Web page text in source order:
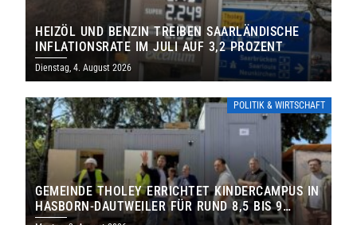
HEIZÖL UND BENZIN TREIBEN SAARLÄNDISCHE
INFLATIONSRATE IM JULI AUF 3,2 PROZENT
Dienstag, 4. August 2026
POLITIK & WIRTSCHAFT
GEMEINDE THOLEY ERRICHTET KINDERCAMPUS IN
HASBORN-DAUTWEILER FÜR RUND 8,5 BIS 9
MILLIONEN EURO